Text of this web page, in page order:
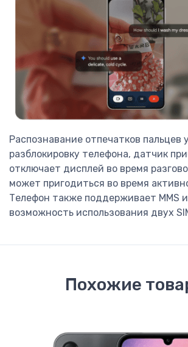
Распознавание отпечатков пальцев
разблокировку телефона, датчик
отключает дисплей во время
может пригодиться во время
Телефон также поддерживает MMS
возможность использования двух
Похожие